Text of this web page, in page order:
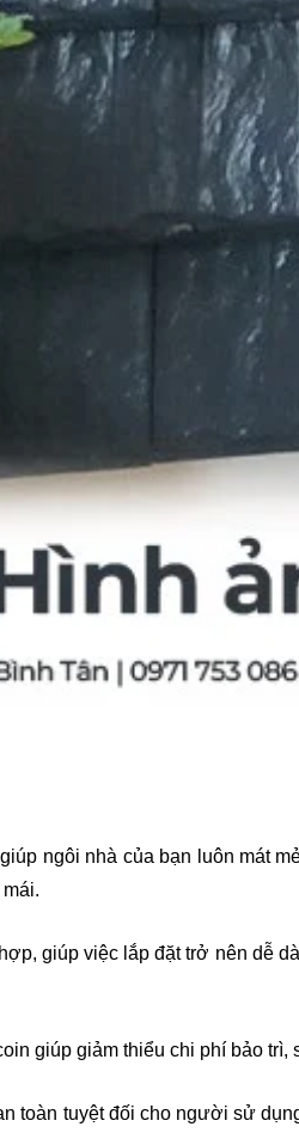
ngôi nhà của bạn luôn mát
giúp việc lắp đặt trở nên dễ
giúp giảm thiểu chi phí bảo
toàn tuyệt đối cho người sử